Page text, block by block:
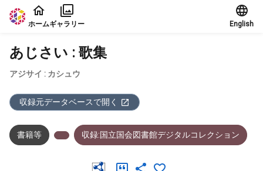
本文に飛ぶ
ホームギャラリー English
あじさい : 歌集
アジサイ : カシュウ
収録元データベースで開く
書籍等 収録:国立国会図書館デジタルコレクション